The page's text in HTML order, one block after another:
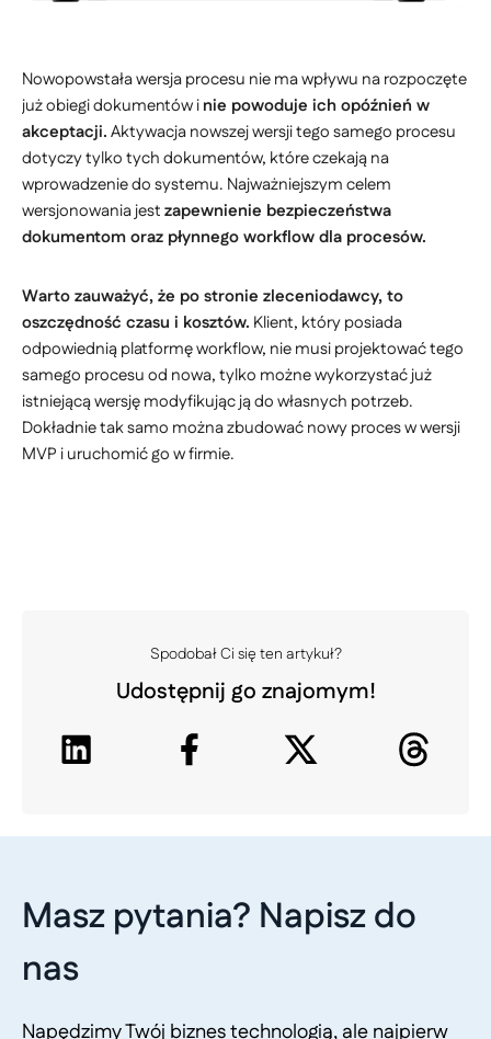
Nowopowstała wersja procesu nie ma wpływu na rozpoczęte
już obiegi dokumentów inie powoduje ich opóźnień w
akceptacji.Aktywacja nowszej wersji tego samego procesu
dotyczy tylko tych dokumentów, które czekają na
wprowadzenie do systemu. Najważniejszym celem
wersjonowania jestzapewnienie bezpieczeństwa
dokumentom oraz płynnego workflow dla procesów.
Warto zauważyć, że po stronie zleceniodawcy, to
oszczędność czasu i kosztów. Klient, który posiada
odpowiednią platformę workflow, nie musi projektować tego
samego procesu od nowa, tylko możne wykorzystać już
istniejącą wersję modyfikując ją do własnych potrzeb.
Dokładnie tak samo można zbudować nowy proces w wersji
MVP i uruchomić go w firmie.
Spodobał Ci się ten artykuł?
Udostępnij go znajomym!
Masz pytania? Napisz do
nas
Napędzimy Twój biznes technologią, ale najpierw